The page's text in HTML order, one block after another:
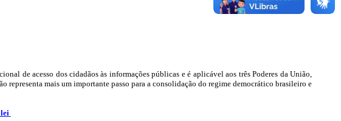
de acesso dos cidadãos às informações públicas e é aplicável aos três Poderes da União,
mais um importante passo para a consolidação do regime democrático brasileiro e